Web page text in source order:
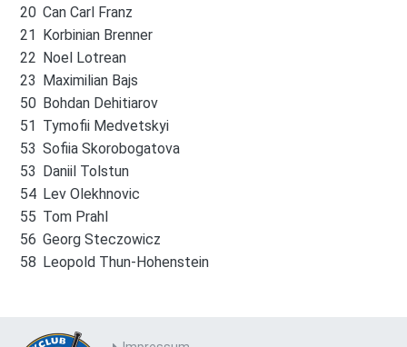
20 Can Carl Franz
21 Korbinian Brenner
22 Noel Lotrean
23 Maximilian Bajs
50 Bohdan Dehitiarov
51 Tymofii Medvetskyi
53 Sofiia Skorobogatova
53 Daniil Tolstun
54 Lev Olekhnovic
55 Tom Prahl
56 Georg Steczowicz
58 Leopold Thun-Hohenstein